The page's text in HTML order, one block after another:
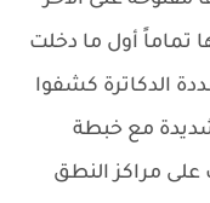
تماماً أول ما دخلت
الدكاترة كشفوا
مع خبطة
مراكز النطق